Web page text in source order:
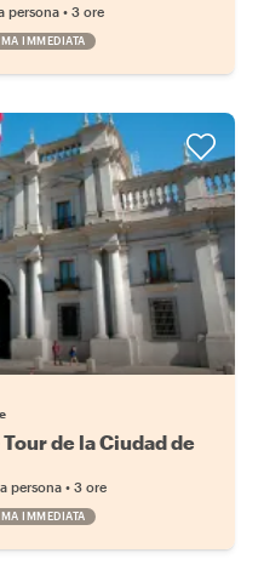
persona • 3 ore
IMMEDIATA
de la Ciudad de
a persona • 3 ore
IMMEDIATA